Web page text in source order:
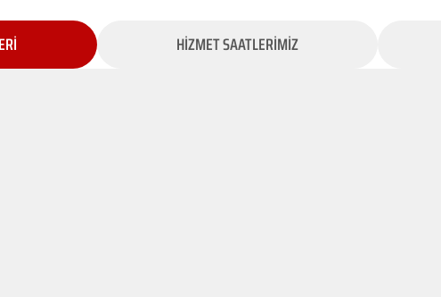
HİZMET SAATLERİMİZ